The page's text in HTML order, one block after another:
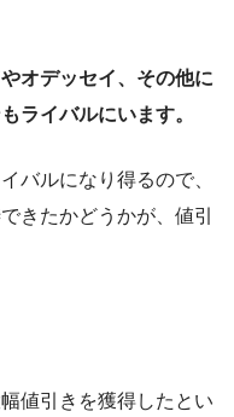
オデッセイ、その他に
ライバルにいます。
バルになり得るので、
きたかどうかが、値引
値引きを獲得したとい